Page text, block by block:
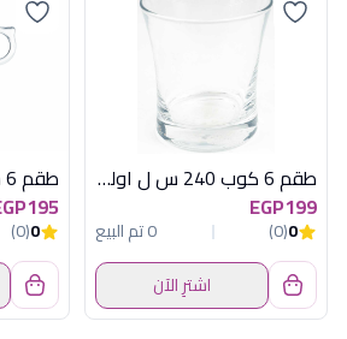
طقم 6 كوب 240 س ل اولد فاشون ازور
EGP199
0
(0)
0 تم البيع
اشترِ الآن
0
(0)